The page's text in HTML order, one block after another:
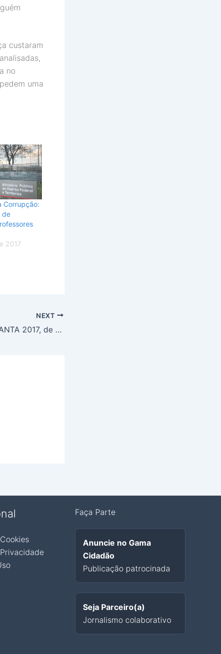
custaram
no
uma
Corrupção:
de
2017
NEXT
Vem ai a EXPOSSANTA 2017, de 24 a 26 de agosto
Faça Parte
Anuncie no Gama
Cidadão
Publicação patrocinada
Seja Parceiro(a)
Jornalismo colaborativo